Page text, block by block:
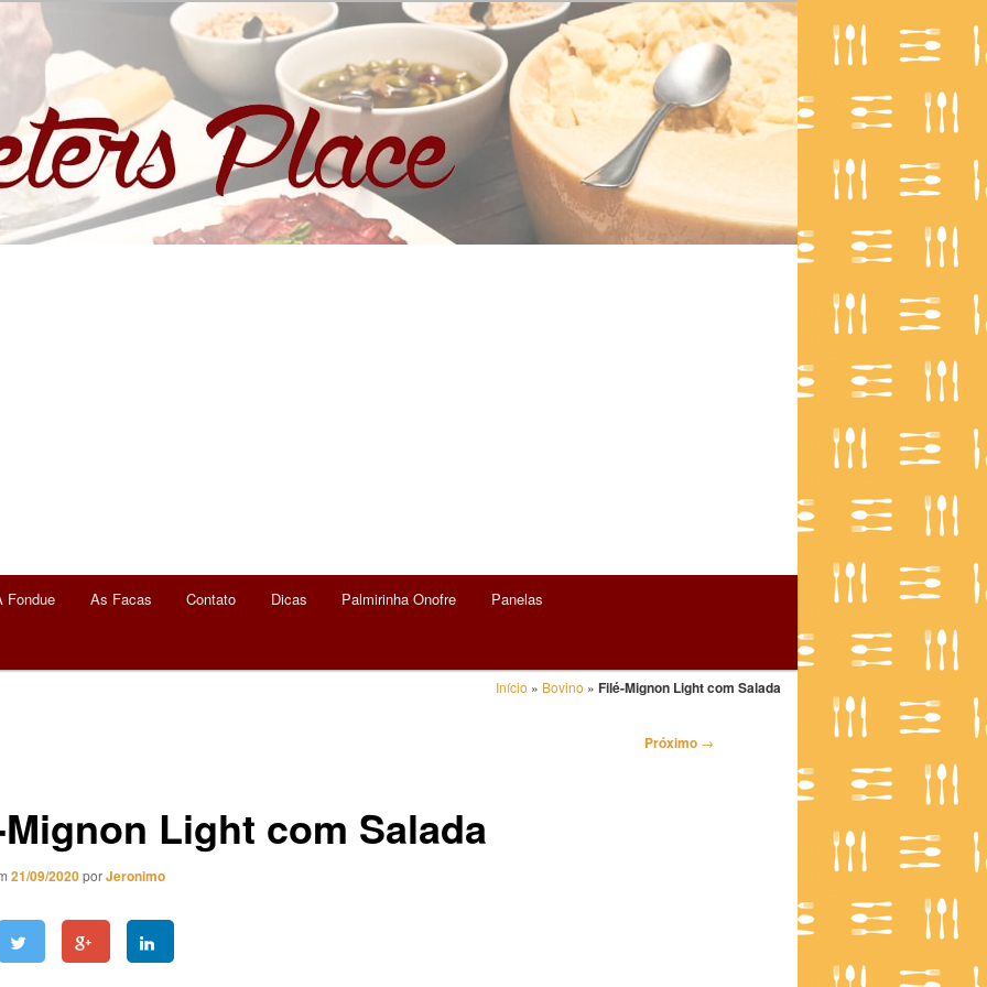
Place
Fondue As Facas Contato Dicas Palmirinha Onofre Panelas
Início » Bovino » Filé-Mignon Light com Salada
Próximo →
Light com Salada
21/09/2020porJeronimo